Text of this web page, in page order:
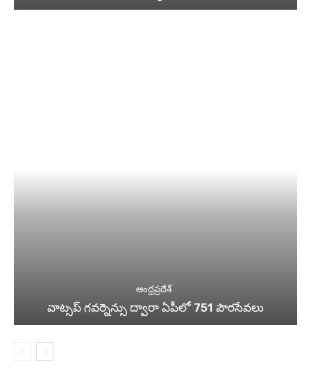
ఆంధ్రప్రదేశ్
వాట్సప్ గవర్నెన్సు ద్వారా ఏపీలో 751 పౌరసేవలు